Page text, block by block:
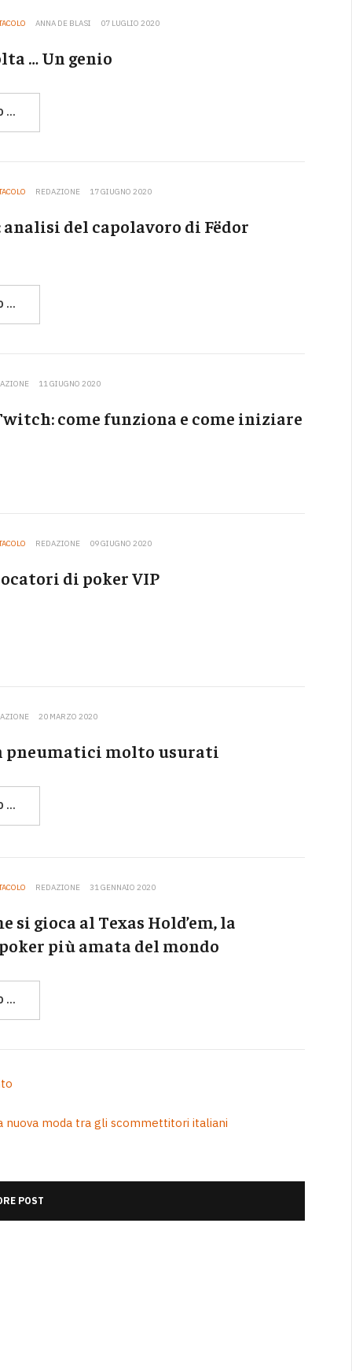
ANNA DE BLASI 07 LUGLIO 2020
… Un genio
…
REDAZIONE 17 GIUGNO 2020
del capolavoro di Fëdor
…
11 GIUGNO 2020
come funziona e come iniziare
REDAZIONE 09 GIUGNO 2020
di poker VIP
20 MARZO 2020
pneumatici molto usurati
…
REDAZIONE 31 GENNAIO 2020
si gioca al Texas Hold’em, la
più amata del mondo
…
moda tra gli scommettitori italiani
POST